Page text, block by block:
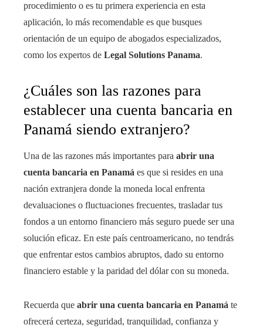
procedimiento o es tu primera experiencia en esta
aplicación, lo más recomendable es que busques
orientación de un equipo de abogados especializados,
como los expertos de Legal Solutions Panama.
¿Cuáles son las razones para
establecer una cuenta bancaria en
Panamá siendo extranjero?
Una de las razones más importantes para abrir una
cuenta bancaria en Panamá es que si resides en una
nación extranjera donde la moneda local enfrenta
devaluaciones o fluctuaciones frecuentes, trasladar tus
fondos a un entorno financiero más seguro puede ser una
solución eficaz. En este país centroamericano, no tendrás
que enfrentar estos cambios abruptos, dado su entorno
financiero estable y la paridad del dólar con su moneda.
Recuerda que abrir una cuenta bancaria en Panamá te
ofrecerá certeza, seguridad, tranquilidad, confianza y